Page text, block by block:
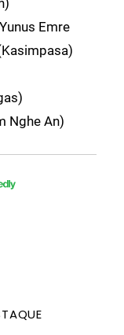
Emre
Nghe An)